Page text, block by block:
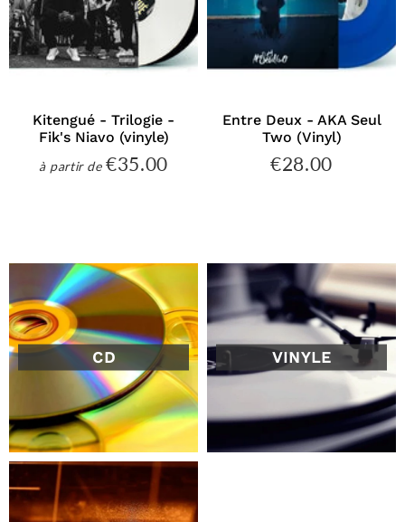
Kitengué - Trilogie -
Fik's Niavo (vinyle)
à partir dePrix
€35.00
Entre Deux - AKA Seul
Two (Vinyl)
Prix
€28.00
CD VINYLE